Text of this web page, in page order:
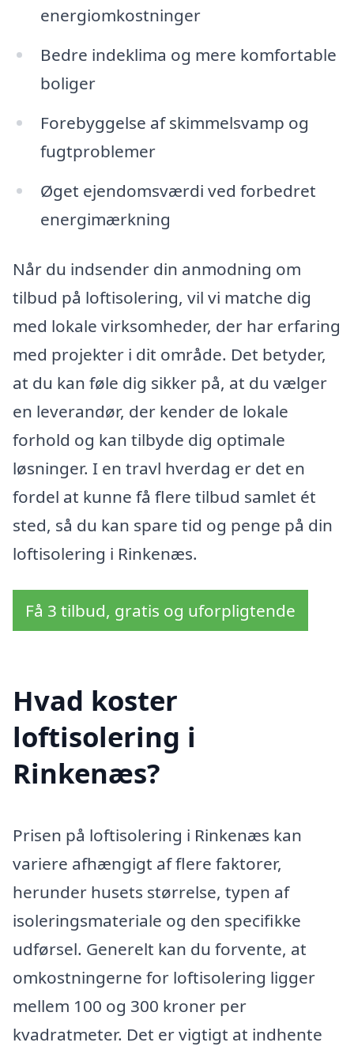
energiomkostninger
Bedre indeklima og mere komfortable
boliger
Forebyggelse af skimmelsvamp og
fugtproblemer
Øget ejendomsværdi ved forbedret
energimærkning
Når du indsender din anmodning om
tilbud på loftisolering, vil vi matche dig
med lokale virksomheder, der har erfaring
med projekter i dit område. Det betyder,
at du kan føle dig sikker på, at du vælger
en leverandør, der kender de lokale
forhold og kan tilbyde dig optimale
løsninger. I en travl hverdag er det en
fordel at kunne få flere tilbud samlet ét
sted, så du kan spare tid og penge på din
loftisolering i Rinkenæs.
Få 3 tilbud, gratis og uforpligtende
Hvad koster
loftisolering i
Rinkenæs?
Prisen på loftisolering i Rinkenæs kan
variere afhængigt af flere faktorer,
herunder husets størrelse, typen af
isoleringsmateriale og den specifikke
udførsel. Generelt kan du forvente, at
omkostningerne for loftisolering ligger
mellem 100 og 300 kroner per
kvadratmeter. Det er vigtigt at indhente